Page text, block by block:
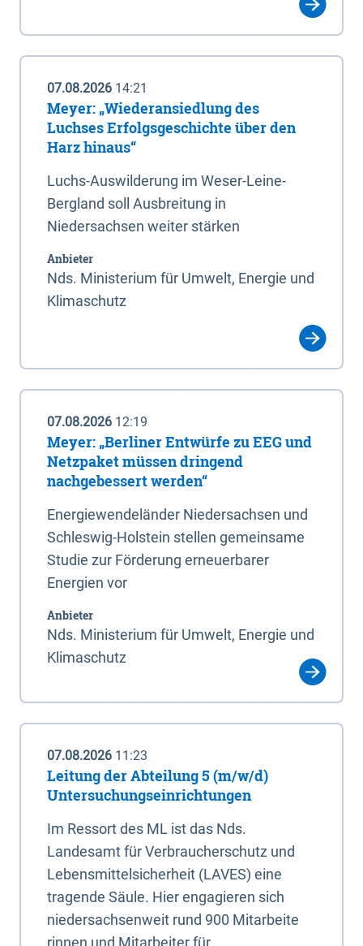
07.08.2026 14:21
Meyer: „Wiederansiedlung des
Luchses Erfolgsgeschichte über den
Harz hinaus“
Luchs-Auswilderung im Weser-Leine-
Bergland soll Ausbreitung in
Niedersachsen weiter stärken
Anbieter
Nds. Ministerium für Umwelt, Energie und
Klimaschutz
07.08.2026 12:19
Meyer: „Berliner Entwürfe zu EEG und
Netzpaket müssen dringend
nachgebessert werden“
Energiewendeländer Niedersachsen und
Schleswig-Holstein stellen gemeinsame
Studie zur Förderung erneuerbarer
Energien vor
Anbieter
Nds. Ministerium für Umwelt, Energie und
Klimaschutz
07.08.2026 11:23
Leitung der Abteilung 5 (m/w/d)
Untersuchungseinrichtungen
Im Ressort des ML ist das Nds.
Landesamt für Verbraucherschutz und
Lebensmittelsicherheit (LAVES) eine
tragende Säule. Hier engagieren sich
niedersachsenweit rund 900 Mitarbeite